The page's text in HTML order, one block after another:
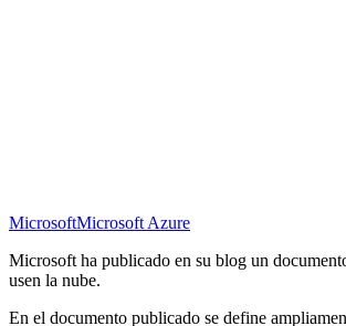
MicrosoftMicrosoft Azure
Microsoft ha publicado en su blog un
usen la nube.
En el documento publicado se define